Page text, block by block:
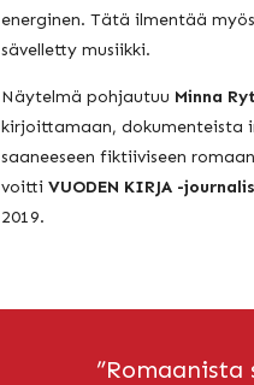
energinen. Tätä ilmentää
sävelletty musiikki.
Näytelmä pohjautuu Minna
kirjoittamaan, dokumenteista
saaneeseen fiktiiviseen
voitti VUODEN KIRJA -
2019.
”Romaanista